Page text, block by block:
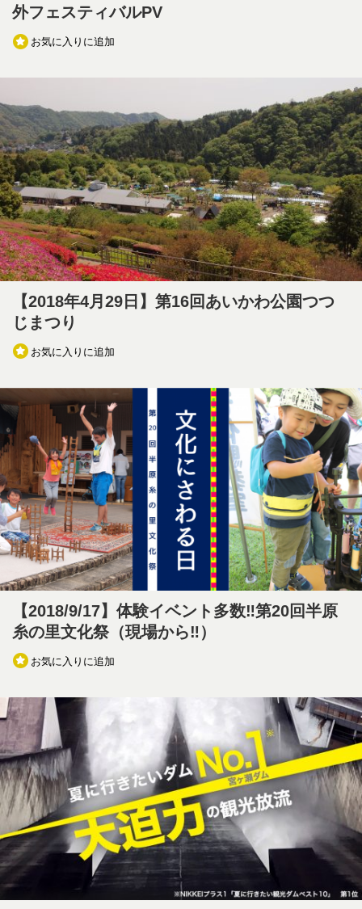
外フェスティバルPV
お気に入りに追加
【2018年4月29日】第16回あいかわ公園つつ
じまつり
お気に入りに追加
【2018/9/17】体験イベント多数‼第20回半原
糸の里文化祭（現場から‼）
お気に入りに追加